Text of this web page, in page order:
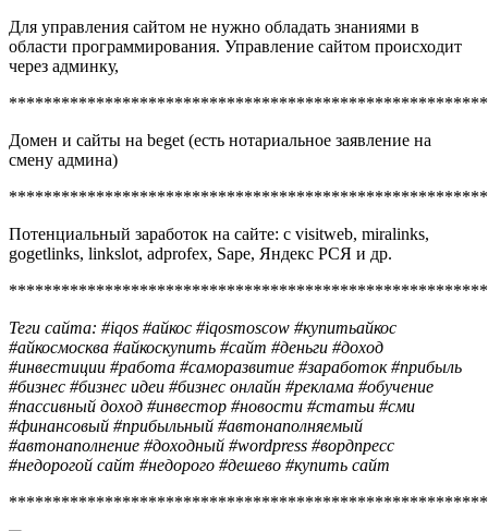
Для управления сайтом не нужно обладать знаниями в
области программирования. Управление сайтом происходит
через админку,
Домен и сайты на beget (есть нотариальное заявление на
смену админа)
Потенциальный заработок на сайте: с visitweb, miralinks,
gogetlinks, linkslot, adprofex, Sape, Яндекс РСЯ и др.
Теги сайта: #iqos #айкос #iqosmoscow #купитьайкос
#айкосмосква #айкоскупить #сайт #деньги #доход
#инвестиции #работа #саморазвитие #заработок #прибыль
#бизнес #бизнес идеи #бизнес онлайн #реклама #обучение
#пассивный доход #инвестор #новости #статьи #сми
#финансовый #прибыльный #автонаполняемый
#автонаполнение #доходный #wordpress #вордпресс
#недорогой сайт #недорого #дешево #купить сайт